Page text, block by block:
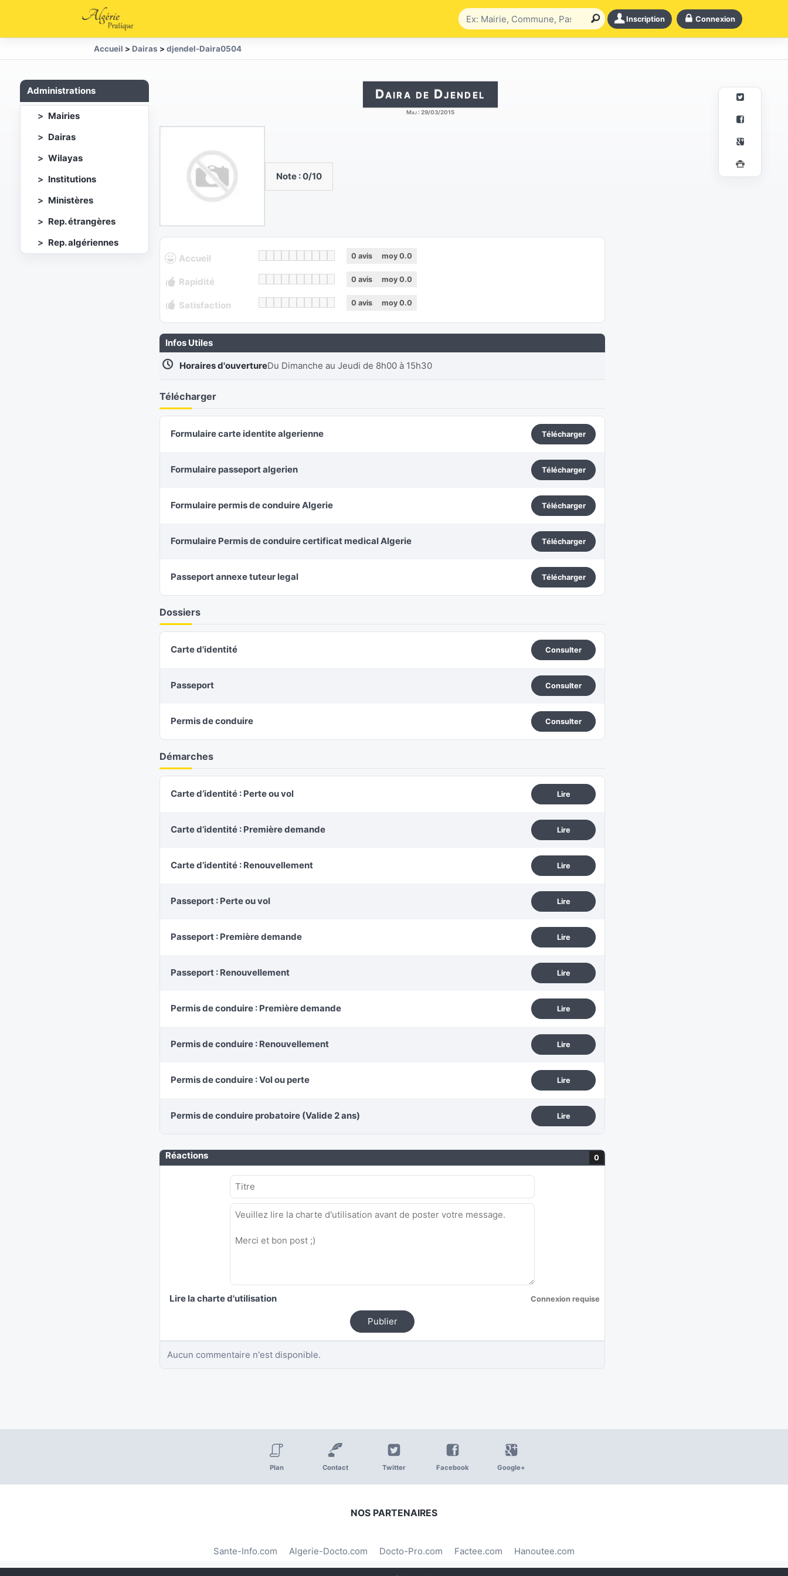
Inscription Connexion
Accueil > Dairas > djendel-Daira0504
Administrations
Mairies
Dairas
Wilayas
Institutions
Ministères
Rep. étrangères
Rep. algériennes
Daira de Djendel
Maj : 29/03/2015
Note :0/10
Accueil 0 avis moy 0.0
Rapidité 0 avis moy 0.0
Satisfaction 0 avis moy 0.0
Infos Utiles
Horaires d'ouvertureDu Dimanche au Jeudi de 8h00 à 15h30
Télécharger
Formulaire carte identite algerienne Télécharger
Formulaire passeport algerien Télécharger
Formulaire permis de conduire Algerie Télécharger
Formulaire Permis de conduire certificat medical Algerie Télécharger
Passeport annexe tuteur legal Télécharger
Dossiers
Carte d'identité Consulter
Passeport Consulter
Permis de conduire Consulter
Démarches
Carte d’identité : Perte ou vol Lire
Carte d’identité : Première demande Lire
Carte d’identité : Renouvellement Lire
Passeport : Perte ou vol Lire
Passeport : Première demande Lire
Passeport : Renouvellement Lire
Permis de conduire : Première demande Lire
Permis de conduire : Renouvellement Lire
Permis de conduire : Vol ou perte Lire
Permis de conduire probatoire (Valide 2 ans) Lire
Réactions 0
Lire la charte d'utilisation Connexion requise
Publier
Aucun commentaire n'est disponible.
Plan Contact Twitter Facebook Google+
NOS PARTENAIRES
Sante-Info.com Algerie-Docto.com Docto-Pro.com Factee.com Hanoutee.com